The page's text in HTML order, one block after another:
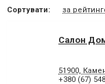
Сортувати: за
Салон
51900,
+380 (67)